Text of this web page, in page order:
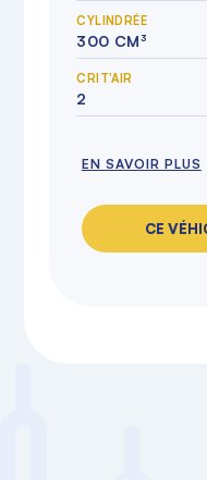
CYLINDRÉE
300 CM³
CRIT'AIR
2
EN SAVOIR PLUS
CE